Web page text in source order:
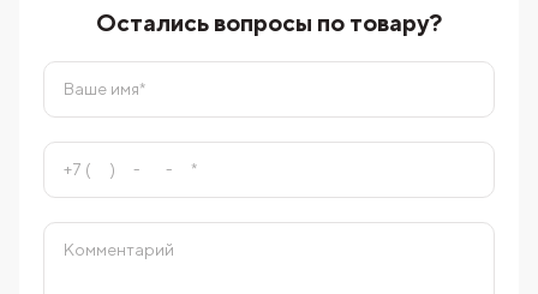
Остались вопросы по товару?